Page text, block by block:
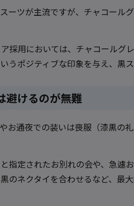
ーツが主流ですが、チャコール
採用においては、チャコール
うポジティブな印象を与え、黒
避けるのが無難
お通夜での装いは喪服（漆黒の
指定されたお別れの会や、急遽
のネクタイを合わせるなど、最